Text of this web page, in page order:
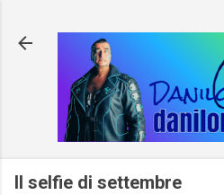
Il selfie di settembre